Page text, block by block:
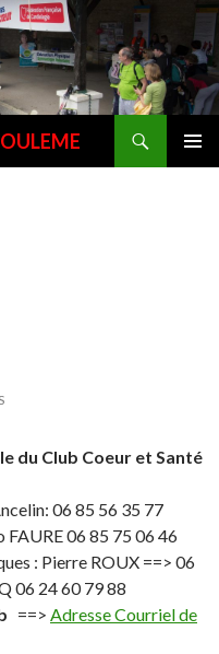
du Club Coeur et Santé
06 85 56 35 77
06 85 75 06 46
: Pierre ROUX ==> 06
06 24 60 79 88
==> Adresse Courriel de